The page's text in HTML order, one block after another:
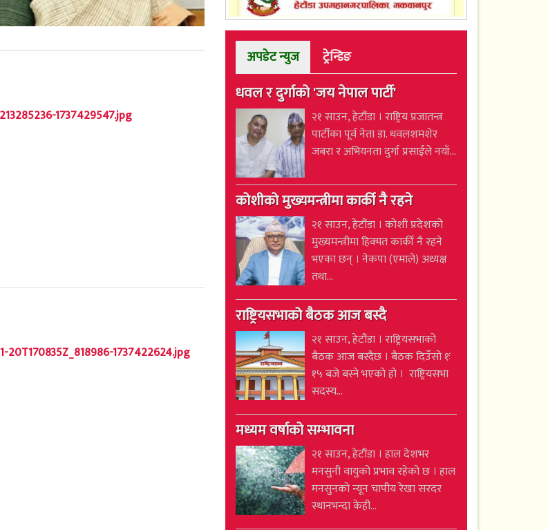
अपडेट न्युज ट्रेन्डिङ
धवल र दुर्गाको 'जय नेपाल पार्टी'
२१ साउन, हेटौंडा । राष्ट्रिय प्रजातन्त्र
पार्टीका पूर्व नेता डा. धवलशमशेर
जबरा र अभियनता दुर्गा प्रसाईंले नयाँ...
कोशीको मुख्यमन्त्रीमा कार्की नै रहने
२१ साउन, हेटौंडा । कोशी प्रदेशको
मुख्यमन्त्रीमा हिक्मत कार्की नै रहने
भएका छन् । नेकपा (एमाले) अध्यक्ष
तथा...
राष्ट्रियसभाको बैठक आज बस्दै
२१ साउन, हेटौंडा । राष्ट्रियसभाको
बैठक आज बस्दैछ । बैठक दिउँसो १ः
१५ बजे बस्ने भएको हो । राष्ट्रियसभा
सदस्य...
मध्यम वर्षाको सम्भावना
२१ साउन, हेटौंडा । हाल देशभर
मनसुनी वायुको प्रभाव रहेको छ । हाल
मनसुनको न्यून चापीय रेखा सरदर
स्थानभन्दा केही...